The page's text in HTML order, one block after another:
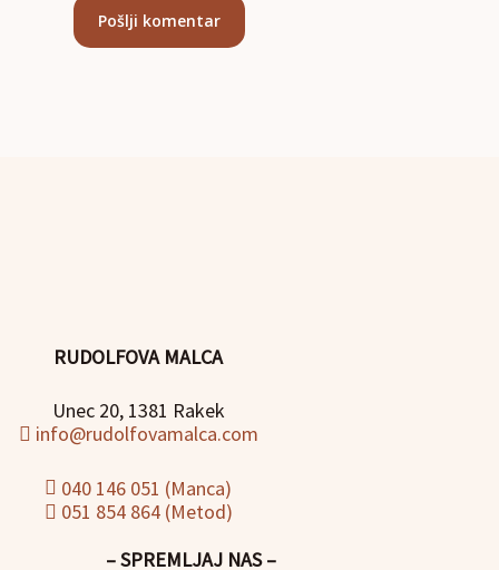
RUDOLFOVA MALCA
Unec 20, 1381 Rakek
info@rudolfovamalca.com
040 146 051 (Manca)
051 854 864 (Metod)
– SPREMLJAJ NAS –